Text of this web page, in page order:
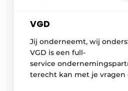
VGD
Jij onderneemt, wij
VGD is een full-
service
terecht kan met je vragen